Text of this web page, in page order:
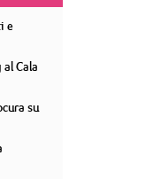
e
Cala
su